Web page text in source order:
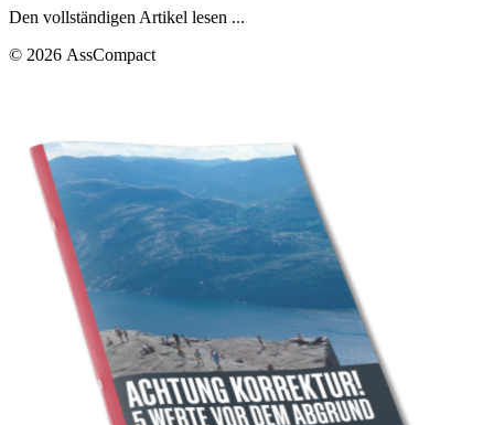
Den vollständigen Artikel lesen ...
© 2026 AssCompact